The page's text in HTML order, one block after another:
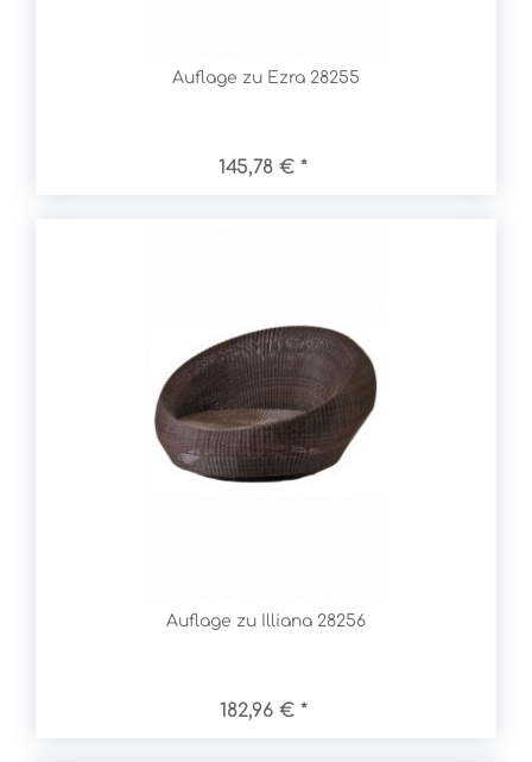
Auflage zu Ezra 28255
145,78 € *
Auflage zu Illiana 28256
182,96 € *